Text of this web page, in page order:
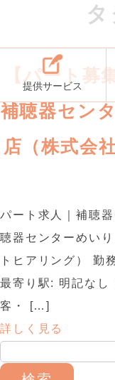
提供サービス
【パート募
補聴器セン
店（株式会
パート求人｜補聴
聴器センターめい
トヒアリング） 勤
最寄り駅: 明記なし
客・ […]
詳しく見る
索: